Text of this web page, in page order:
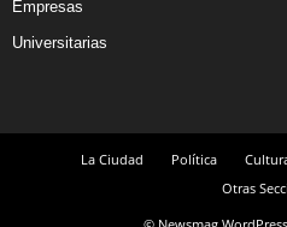
Empresas
Universitarias
La Ciudad Política
Otras